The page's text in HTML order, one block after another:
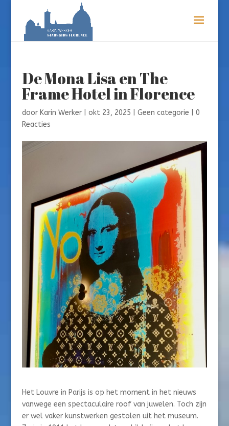
De Mona Lisa en The
Frame Hotel in Florence
door Karin Werker| okt 23, 2025 Geen categorie
0
Reacties
Het Louvre in Parijs is op het moment in het nieuws
vanwege een spectaculaire roof van juwelen. Toch zijn
er wel vaker kunstwerken gestolen uit het museum.